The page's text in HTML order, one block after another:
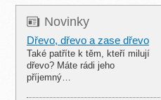
Novinky
Dřevo, dřevo a zase dřevo
Také patříte k těm, kteří milují
dřevo? Máte rádi jeho
příjemný…